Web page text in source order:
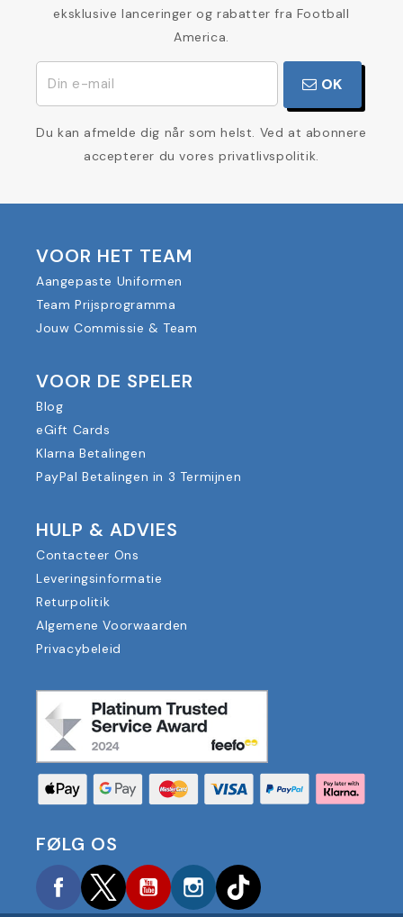
eksklusive lanceringer og rabatter fra Football
America.
OK
Du kan afmelde dig når som helst. Ved at abonnere
accepterer du vores privatlivspolitik.
VOOR HET TEAM
Aangepaste Uniformen
Team Prijsprogramma
Jouw Commissie & Team
VOOR DE SPELER
Blog
eGift Cards
Klarna Betalingen
PayPal Betalingen in 3 Termijnen
HULP & ADVIES
Contacteer Ons
Leveringsinformatie
Returpolitik
Algemene Voorwaarden
Privacybeleid
FØLG OS
FacebookTwitterYouTubeInstagram